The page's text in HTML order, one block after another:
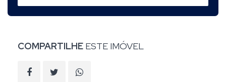
COMPARTILHE ESTE IMÓVEL